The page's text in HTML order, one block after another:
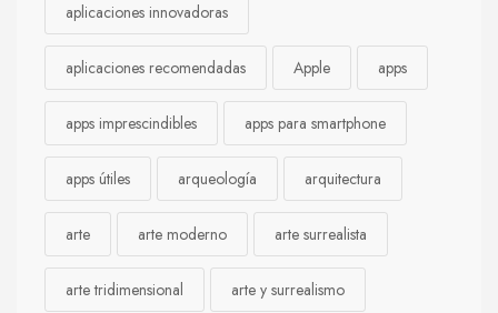
aplicaciones innovadoras
aplicaciones recomendadas Apple apps
apps imprescindibles apps para smartphone
apps útiles arqueología arquitectura
arte arte moderno arte surrealista
arte tridimensional arte y surrealismo